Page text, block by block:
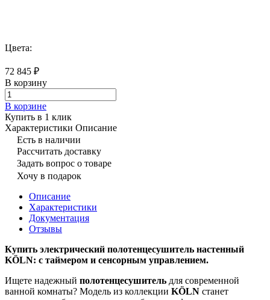
Цвета:
72 845 ₽
В корзину
В корзине
Купить в 1 клик
Характеристики Описание
Есть в наличии
Рассчитать доставку
Задать вопрос о товаре
Хочу в подарок
Описание
Характеристики
Документация
Отзывы
Купить электрический полотенцесушитель настенный
KÖLN: с таймером и сенсорным управлением.
Ищете надежный полотенцесушитель для современной
ванной комнаты? Модель из коллекции KÖLN станет